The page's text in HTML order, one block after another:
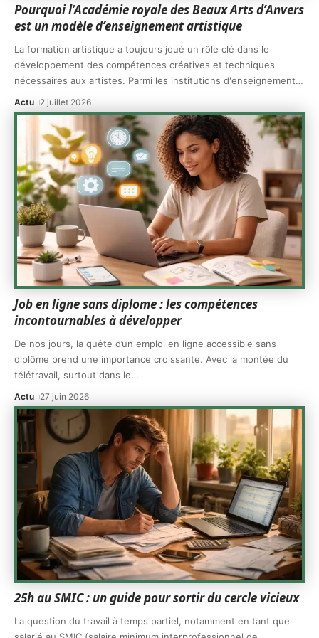
Pourquoi l’Académie royale des Beaux Arts d’Anvers
est un modèle d’enseignement artistique
La formation artistique a toujours joué un rôle clé dans le
développement des compétences créatives et techniques
nécessaires aux artistes. Parmi les institutions d'enseignement…
Actu 2 juillet 2026
Job en ligne sans diplome : les compétences
incontournables à développer
De nos jours, la quête d’un emploi en ligne accessible sans
diplôme prend une importance croissante. Avec la montée du
télétravail, surtout dans le…
Actu 27 juin 2026
25h au SMIC : un guide pour sortir du cercle vicieux
La question du travail à temps partiel, notamment en tant que